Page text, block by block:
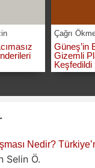
Çağrı
Güneş’in
Gizemli
Keşfedildi
Nedir?
Selin Ö.